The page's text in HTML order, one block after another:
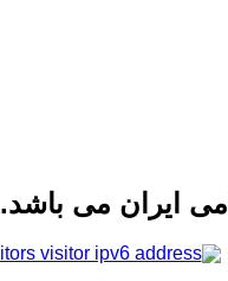
ایران می باشد.